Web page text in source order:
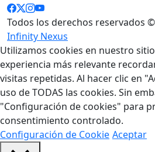
Todos los derechos reservados
Infinity Nexus
Utilizamos cookies en nuestro
experiencia más relevante
visitas repetidas. Al hacer clic en
uso de TODAS las cookies. Sin
"Configuración de cookies" para
consentimiento controlado.
Configuración de Cookie Aceptar